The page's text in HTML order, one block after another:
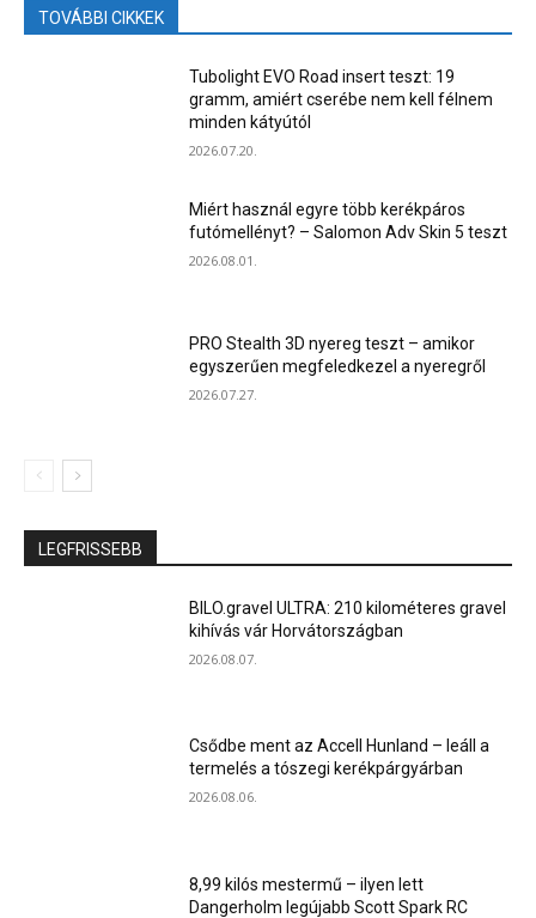
TOVÁBBI CIKKEK
Tubolight EVO Road insert teszt: 19
gramm, amiért cserébe nem kell félnem
minden kátyútól
2026.07.20.
Miért használ egyre több kerékpáros
futómellényt? – Salomon Adv Skin 5 teszt
2026.08.01.
PRO Stealth 3D nyereg teszt – amikor
egyszerűen megfeledkezel a nyeregről
2026.07.27.
LEGFRISSEBB
BILO.gravel ULTRA: 210 kilométeres gravel
kihívás vár Horvátországban
2026.08.07.
Csődbe ment az Accell Hunland – leáll a
termelés a tószegi kerékpárgyárban
2026.08.06.
8,99 kilós mestermű – ilyen lett
Dangerholm legújabb Scott Spark RC